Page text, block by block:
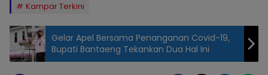
Kampar Terkini
Gelar Apel Bersama Penanganan Covid-19,
Bupati Bantaeng Tekankan Dua Hal Ini